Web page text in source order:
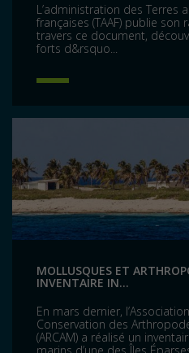
L’administration des Terres
françaises (TAAF) publie son
travers ce document,
forts d&rsquo...
MOLLUSQUES ET
INVENTAIRE IN...
En mars dernier,
Conservation des
(ARCAM) a réalisé un